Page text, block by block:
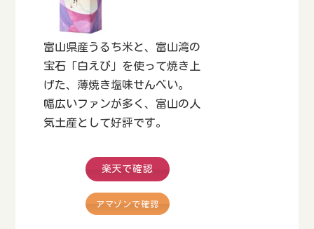
富山県産うるち米と、富山湾の
宝石「白えび」を使って焼き上
げた、薄焼き塩味せんべい。
幅広いファンが多く、富山の人
気土産として好評です。
楽天で確認
アマゾンで確認